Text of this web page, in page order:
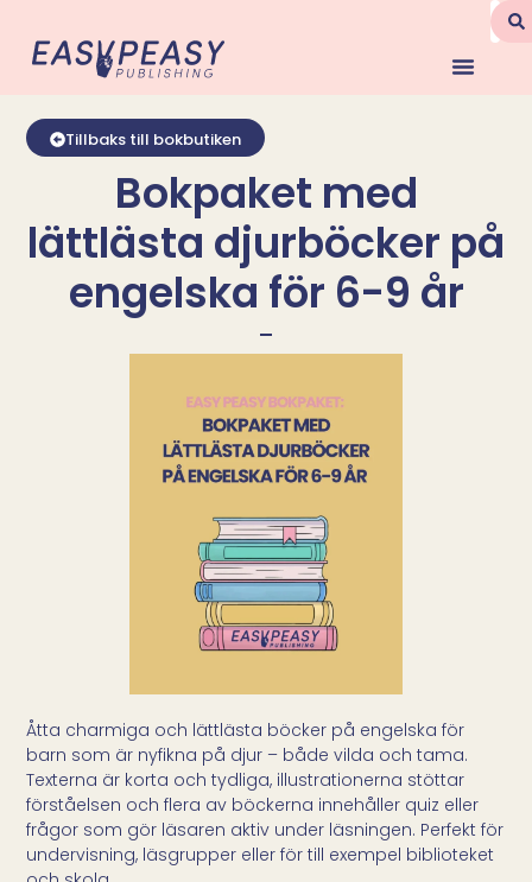
Tillbaks till bokbutiken
Bokpaket med
lättlästa djurböcker på
engelska för 6-9 år
-
Åtta charmiga och lättlästa böcker på engelska för
barn som är nyfikna på djur – både vilda och tama.
Texterna är korta och tydliga, illustrationerna stöttar
förståelsen och flera av böckerna innehåller quiz eller
frågor som gör läsaren aktiv under läsningen. Perfekt för
undervisning, läsgrupper eller för till exempel biblioteket